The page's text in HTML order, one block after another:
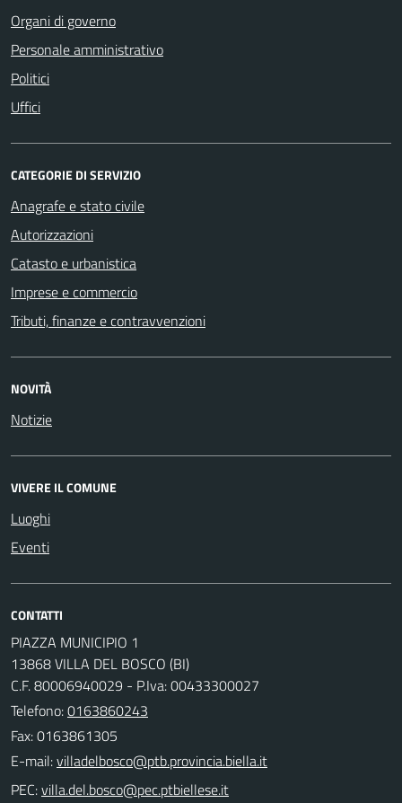
Organi di governo
Personale amministrativo
Politici
Uffici
CATEGORIE DI SERVIZIO
Anagrafe e stato civile
Autorizzazioni
Catasto e urbanistica
Imprese e commercio
Tributi, finanze e contravvenzioni
NOVITÀ
Notizie
VIVERE IL COMUNE
Luoghi
Eventi
CONTATTI
PIAZZA MUNICIPIO 1
13868 VILLA DEL BOSCO (BI)
C.F. 80006940029 - P.Iva: 00433300027
Telefono:0163860243
Fax: 0163861305
E-mail:
PEC: